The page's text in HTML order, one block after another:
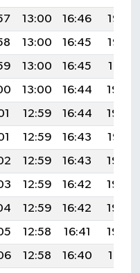
13:00 16:46
19:53
13:00 16:45
19:52
13:00 16:45
19:51
13:00 16:44
19:50
12:59 16:44
19:48
12:59 16:43
19:47
12:59 16:43
19:46
12:59 16:42
19:45
12:59 16:42
19:43
12:58 16:41
19:42
12:58 16:40
19:41